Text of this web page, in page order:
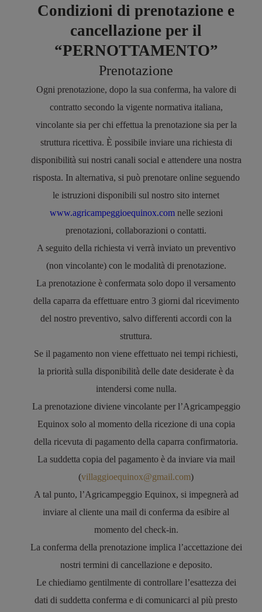
Condizioni di prenotazione e
cancellazione per il
“PERNOTTAMENTO”
Prenotazione
Ogni prenotazione, dopo la sua conferma, ha valore di
contratto secondo la vigente normativa italiana,
vincolante sia per chi effettua la prenotazione sia per la
struttura ricettiva. È possibile inviare una richiesta di
disponibilità sui nostri canali social e attendere una nostra
risposta. In alternativa, si può prenotare online seguendo
le istruzioni disponibili sul nostro sito internet
www.agricampeggioequinox.com nelle sezioni
prenotazioni, collaborazioni o contatti.
A seguito della richiesta vi verrà inviato un preventivo
(non vincolante) con le modalità di prenotazione.
La prenotazione è confermata solo dopo il versamento
della caparra da effettuare entro 3 giorni dal ricevimento
del nostro preventivo, salvo differenti accordi con la
struttura.
Se il pagamento non viene effettuato nei tempi richiesti,
la priorità sulla disponibilità delle date desiderate è da
intendersi come nulla.
La prenotazione diviene vincolante per l’Agricampeggio
Equinox solo al momento della ricezione di una copia
della ricevuta di pagamento della caparra confirmatoria.
La suddetta copia del pagamento è da inviare via mail
(villaggioequinox@gmail.com)
A tal punto, l’Agricampeggio Equinox, si impegnerà ad
inviare al cliente una mail di conferma da esibire al
momento del check-in.
La conferma della prenotazione implica l’accettazione dei
nostri termini di cancellazione e deposito.
Le chiediamo gentilmente di controllare l’esattezza dei
dati di suddetta conferma e di comunicarci al più presto